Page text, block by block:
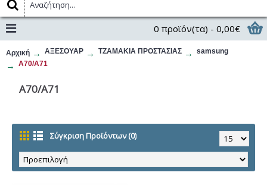
0 προϊόν(τα) - 0,00€
Αρχική ΑΞΕΣΟΥΑΡ ΤΖΑΜΑΚΙΑ ΠΡΟΣΤΑΣΙΑΣ
samsung
A70/A71
A70/A71
Σύγκριση Προϊόντων (0)